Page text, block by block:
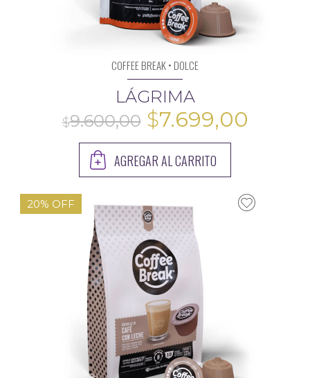
$
11.850,00
COFFEE BREAK • DOLCE
LÁGRIMA
El
precio
original
$9.600,00.
$7.699,00
es:
AGREGAR AL CARRITO
20% OFF